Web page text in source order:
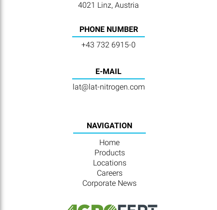
4021 Linz, Austria
PHONE NUMBER
+43 732 6915-0
E-MAIL
lat@lat-nitrogen.com
NAVIGATION
Home
Products
Locations
Careers
Corporate News